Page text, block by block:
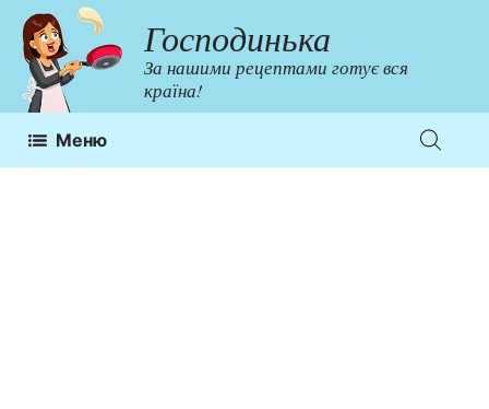
Перейти
до
контенту
Господинька
За нашими рецептами готує вся
країна!
Меню